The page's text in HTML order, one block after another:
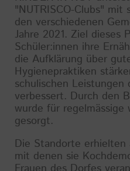
"NUTRISCO-Clubs" mit
den verschiedenen
Jahre 2021. Ziel dieses
Schüler:innen ihre
die Aufklärung über
Hygienepraktiken
schulischen Leistungen
verbessert. Durch den
wurde für regelmässige
gesorgt.
Die Standorte erhielten
mit denen sie